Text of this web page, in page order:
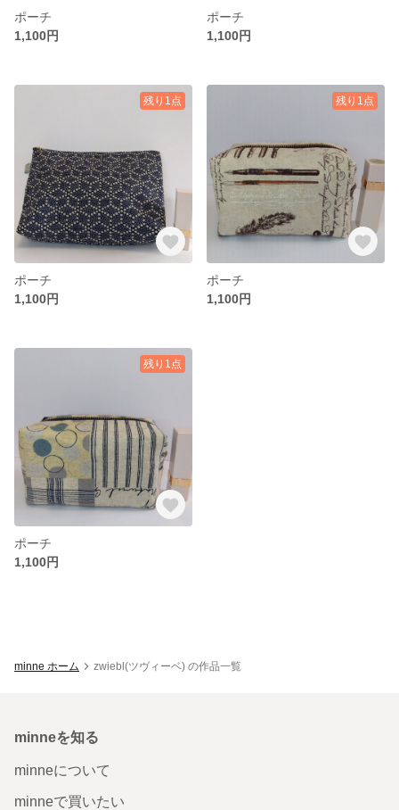
ポーチ
1,100円
ポーチ
1,100円
残り1点
ポーチ
1,100円
残り1点
ポーチ
1,100円
残り1点
ポーチ
1,100円
minne ホーム zwiebl(ツヴィーベ) の作品一覧
minneを知る
minneについて
minneで買いたい